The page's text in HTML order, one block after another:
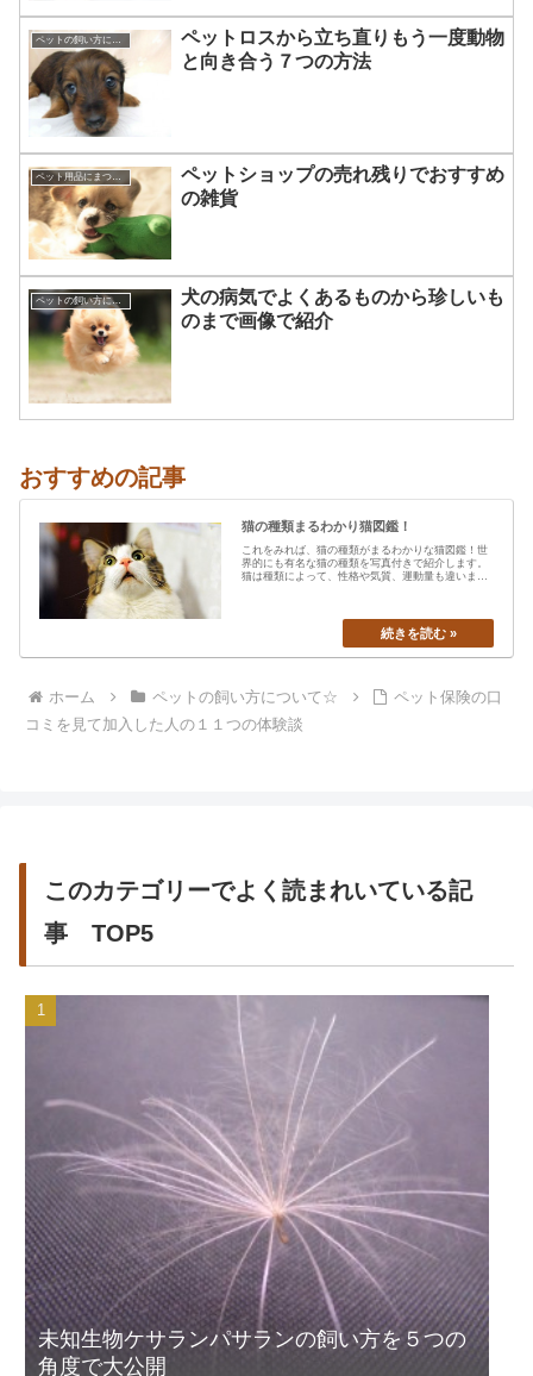
ペットの飼い方について☆
ペットロスから立ち直りもう一度動物
と向き合う７つの方法
ペット用品にまつわる豆知識☆
ペットショップの売れ残りでおすすめ
の雑貨
ペットの飼い方について☆
犬の病気でよくあるものから珍しいも
のまで画像で紹介
おすすめの記事
猫の種類まるわかり猫図鑑！
これをみれば、猫の種類がまるわかりな猫図鑑！世
界的にも有名な猫の種類を写真付きで紹介します。
猫は種類によって、性格や気質、運動量も違います
ホーム ペットの飼い方について☆
ペット保険の口
コミを見て加入した人の１１つの体験談
このカテゴリーでよく読まれいている記
事 TOP5
未知生物ケサランパサランの飼い方を５つの
角度で大公開